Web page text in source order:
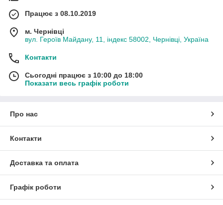
Працює з 08.10.2019
м. Чернівці
вул. Героїв Майдану, 11, індекс 58002, Чернівці, Україна
Контакти
Сьогодні працює з 10:00 до 18:00
Показати весь графік роботи
Про нас
Контакти
Доставка та оплата
Графік роботи